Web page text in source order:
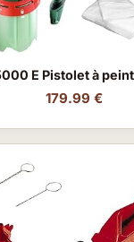
E Pistolet à
179.99 €